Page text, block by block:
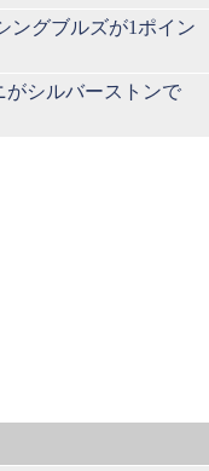
ングブルズが1ポイン
がシルバーストンで